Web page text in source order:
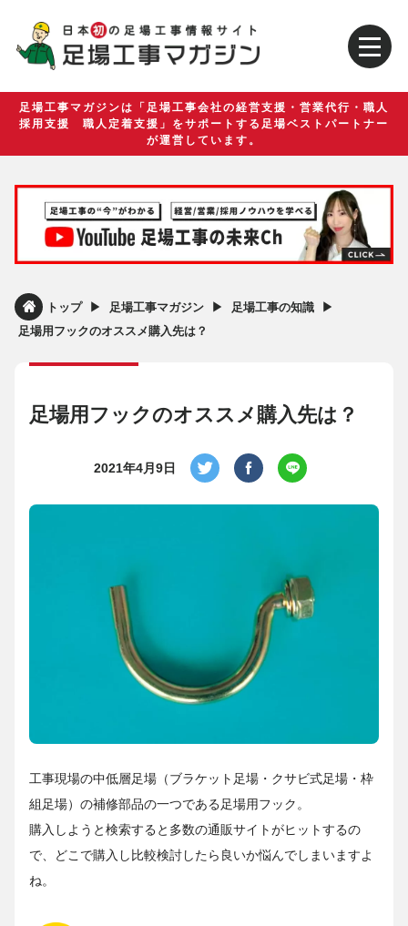
足場工事マガジンは「足場工事会社の経営支援・営業代行・職人
採用支援 職人定着支援」をサポートする足場ベストパートナー
が運営しています。
トップ ▶︎ 足場工事マガジン ▶︎ 足場工事の知識 ▶︎
足場用フックのオススメ購入先は？
足場用フックのオススメ購入先は？
2021年4月9日
工事現場の中低層足場（ブラケット足場・クサビ式足場・枠
組足場）の補修部品の一つである足場用フック。
購入しようと検索すると多数の通販サイトがヒットするの
で、どこで購入し比較検討したら良いか悩んでしまいますよ
ね。